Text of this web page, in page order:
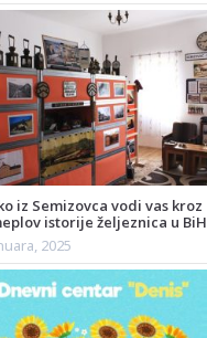
iz Semizovca vodi vas kroz
istorije željeznica u BiH
2025